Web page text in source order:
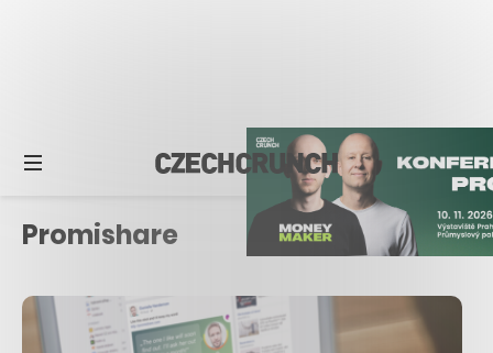
Promishare